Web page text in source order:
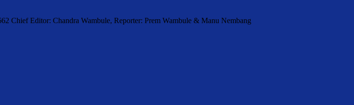
Chief Editor: Chandra Wambule, Reporter: Prem Wambule & Manu Nembang